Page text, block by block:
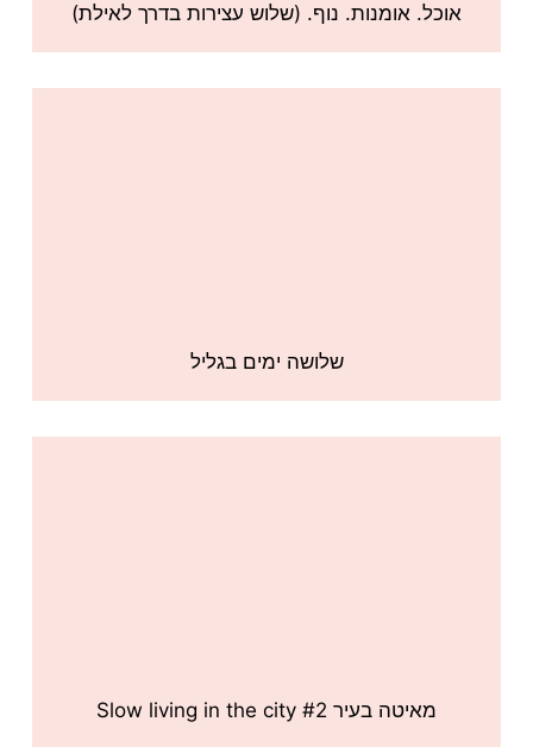
אוכל. אומנות. נוף. (שלוש עצירות בדרך לאילת)
שלושה ימים בגליל
מאיטה בעיר #2 Slow living in the city